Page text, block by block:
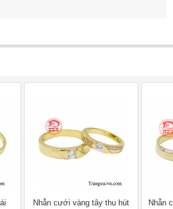
Nhẫn cưới vàng tây thu hút Nhẫn